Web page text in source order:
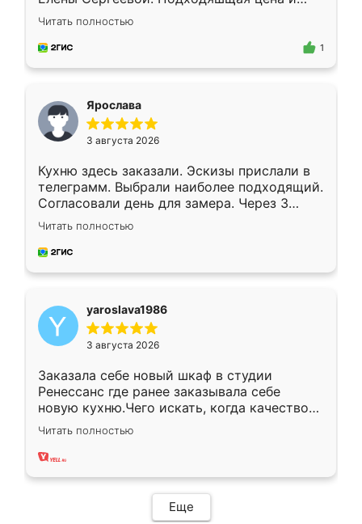
короткие сроки изготовления. Приехавший
для замера сотрудник Владислав
предложил по моему эскизу самый
Читать полностью
1
Ярослава
3 августа 2026
Кухню здесь заказали. Эскизы прислали в
телеграмм. Выбрали наиболее подходящий.
Согласовали день для замера. Через 3
недели кухня была уже готова. Остались
довольны работой. Спасибо Ренессанс
мебель за качественную работу!
Читать полностью
yaroslava1986
3 августа 2026
Заказала себе новый шкаф в студии
Ренессанс где ранее заказывала себе
новую кухню.Чего искать, когда качеством
вполне довольна. Служит кухня уже почти
два года, нареканий нет.
Читать полностью
Еще